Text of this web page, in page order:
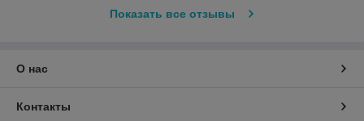
Показать все отзывы
О нас
Контакты